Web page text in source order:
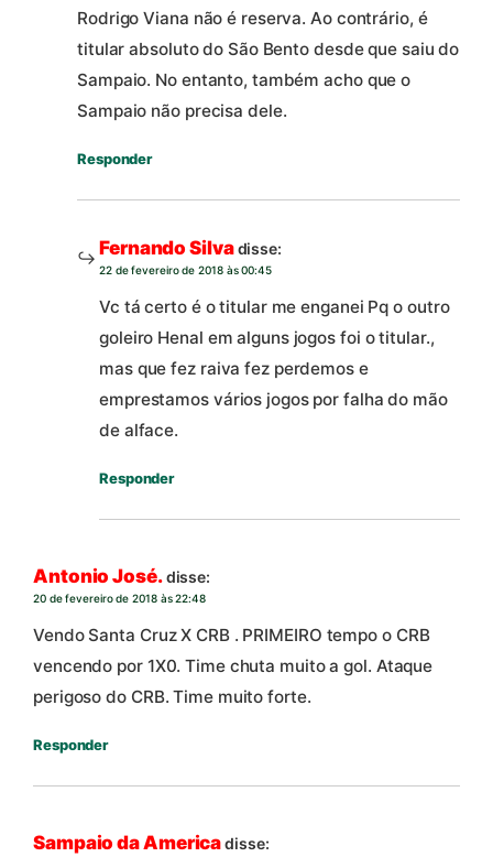
Rodrigo Viana não é reserva. Ao contrário, é
titular absoluto do São Bento desde que saiu do
Sampaio. No entanto, também acho que o
Sampaio não precisa dele.
Responder
Fernando Silvadisse:
22 de fevereiro de 2018 às 00:45
Vc tá certo é o titular me enganei Pq o outro
goleiro Henal em alguns jogos foi o titular.,
mas que fez raiva fez perdemos e
emprestamos vários jogos por falha do mão
de alface.
Responder
Antonio José.disse:
20 de fevereiro de 2018 às 22:48
Vendo Santa Cruz X CRB . PRIMEIRO tempo o CRB
vencendo por 1X0. Time chuta muito a gol. Ataque
perigoso do CRB. Time muito forte.
Responder
Sampaio da Americadisse: